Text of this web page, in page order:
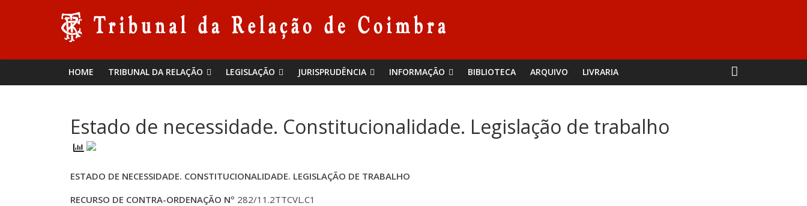
Tribunal
da
Relação
de
Coimbra
HOME TRIBUNAL DA RELAÇÃO LEGISLAÇÃO JURISPRUDÊNCIA INFORMAÇÃO BIBLIOTECA ARQUIVO LIVRARIA
Estado de necessidade. Constitucionalidade. Legislação de trabalho
ESTADO DE NECESSIDADE. CONSTITUCIONALIDADE. LEGISLAÇÃO DE TRABALHO
RECURSO DE CONTRA-ORDENAÇÃO Nº 282/11.2TTCVL.C1